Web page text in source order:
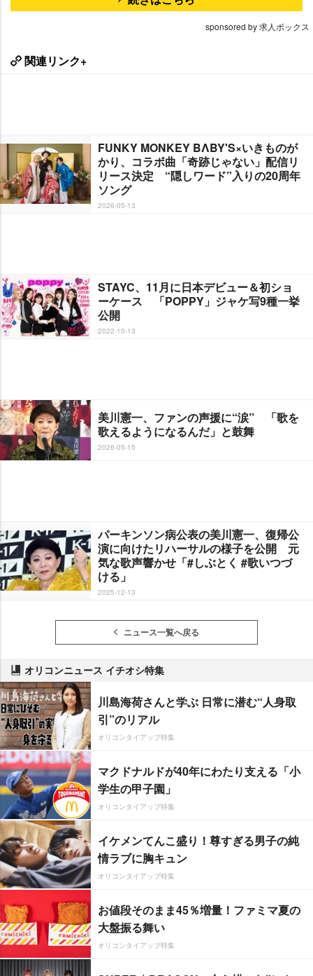
sponsored by 求人ボックス
関連リンク+
FUNKY MONKEY BΛBY'S×いきものが
かり、コラボ曲「奇跡じゃない」配信リ
リース決定 “隠しワード”入りの20周年
ソング
2026-05-13
STAYC、11月に日本デビュー＆初ショ
ーケース 「POPPY」ジャケ写9種一挙
公開
2022-10-13
美川憲一、ファンの声援に“涙” 「歌を
歌えるようになるんだ」と鼓舞
2026-05-15
パーキンソン病公表の美川憲一、復帰公
演に向けたリハーサルの様子を公開 元
気な歌声響かせ「#しぶとく #歌いつづ
ける」
2025-12-13
ニュース一覧へ戻る
オリコンニュース イチオシ特集
川島海荷さんと学ぶ 日常に潜む“人身取
引”のリアル
オリコンタイアップ特集
マクドナルドが40年にわたり支える「小
学生の甲子園」
オリコンタイアップ特集
イケメンてんこ盛り！尊すぎる男子の純
情ラブに胸キュン
オリコンタイアップ特集
お値段そのまま45％増量！ファミマ夏の
大盤振る舞い
オリコンタイアップ特集